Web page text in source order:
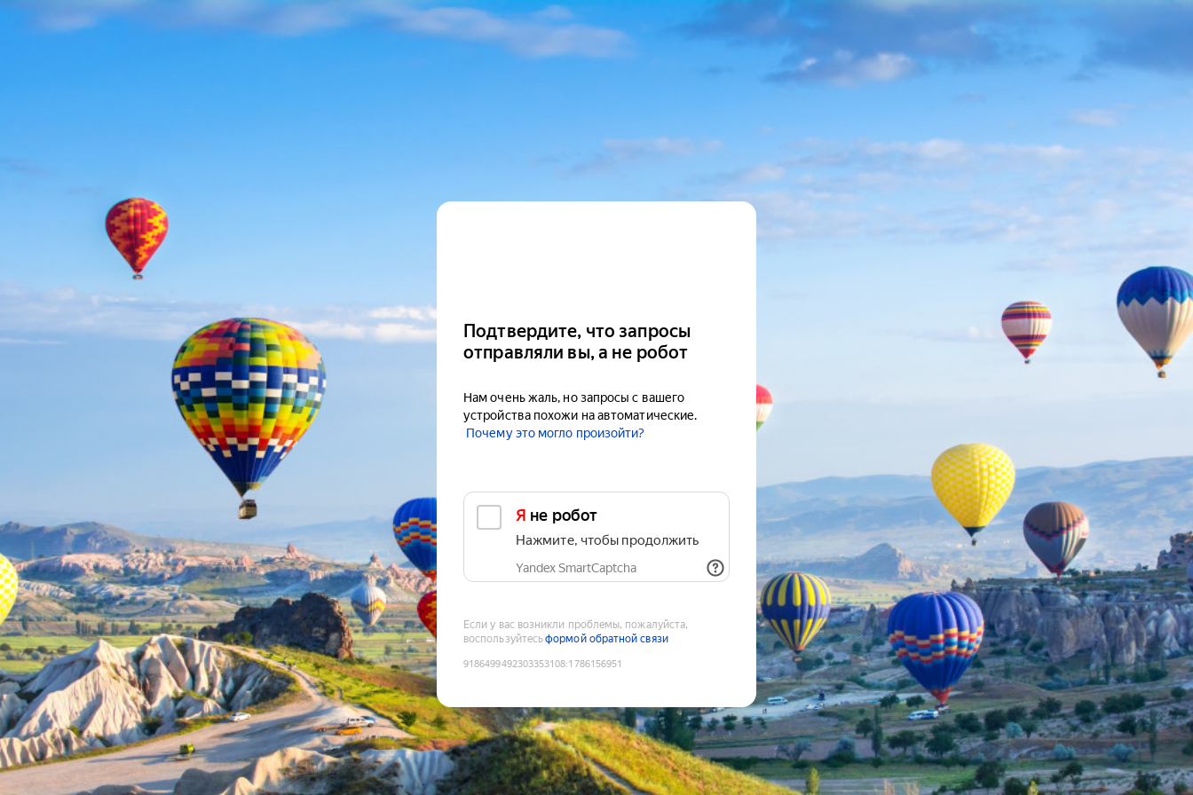
Подтвердите, что запросы
отправляли вы, а не робот
Нам очень жаль, но запросы с вашего
устройства похожи на автоматические.
Почему это могло произойти?
Я не робот
Нажмите, чтобы продолжить
Yandex SmartCaptcha
Если у вас возникли проблемы, пожалуйста,
воспользуйтесьформой обратной связи
9186499492303353108:1786156951